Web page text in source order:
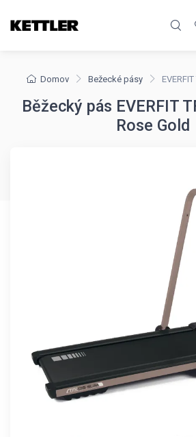
Domov Bežecké pásy EVERFIT
Běžecký pás EVERFIT
Rose Gold